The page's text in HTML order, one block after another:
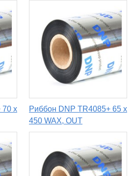
70 x
Риббон DNP TR4085+ 65 x
450 WAX, OUT